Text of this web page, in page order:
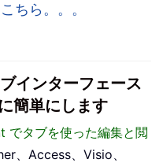
ちら。。。
インターフェース
簡単にします
タブを使った編集と閲
、Access、Visio、